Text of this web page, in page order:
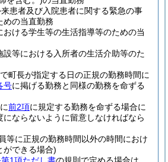
患者及び入院患者に関する緊急の事
めの当直勤務
おける学生等の生活指導等のための当
設等における入所者の生活介助等のた
町長が指定する日の正規の勤務時間に
号に掲げる勤務と同様の勤務を命ずる
前2項に規定する勤務を命ずる場合に
にならないように留意しなければなら
等に正規の勤務時間以外の時間におけ
ができる場合)